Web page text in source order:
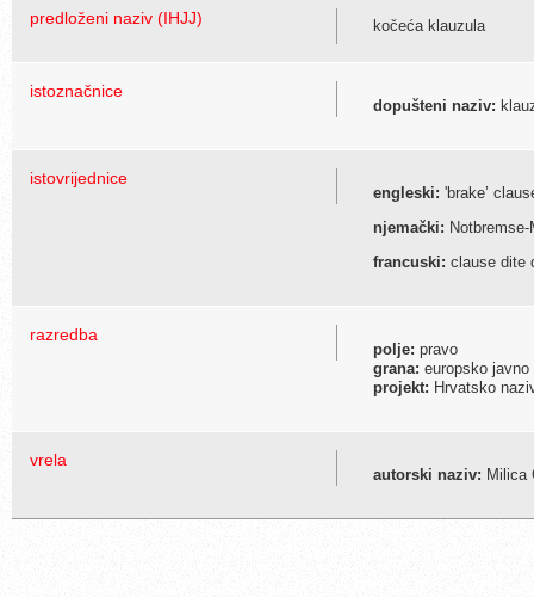
predloženi naziv (IHJJ) kočeća klauzula
istoznačnice
dopušteni naziv:
istovrijednice
engleski: 'brake’
njemački:
francuski: clause dite
razredba
polje: pravo
grana: europsko javno
projekt: Hrvatsko
vrela
autorski naziv: Milica